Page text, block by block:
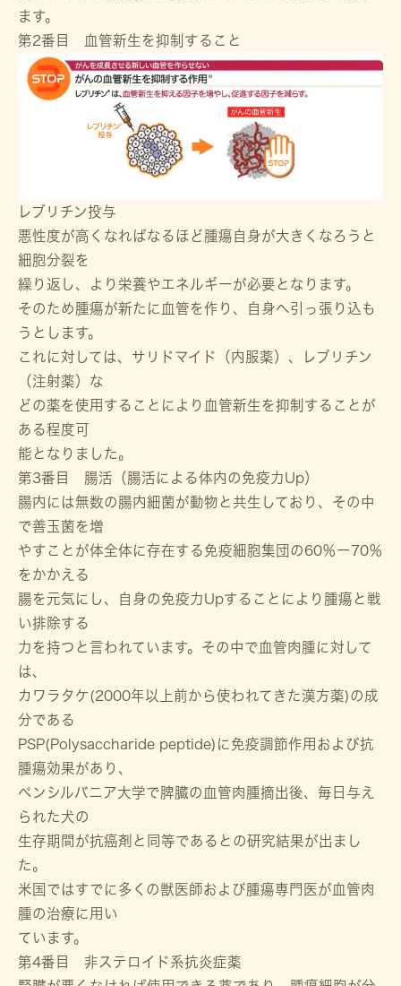
ます。
第2番目 血管新生を抑制すること
レブリチン投与
悪性度が高くなればなるほど腫瘍自身が大きくなろうと
細胞分裂を
繰り返し、より栄養やエネルギーが必要となります。
そのため腫瘍が新たに血管を作り、自身へ引っ張り込も
うとします。
これに対しては、サリドマイド（内服薬）、レブリチン
（注射薬）な
どの薬を使用することにより血管新生を抑制することが
ある程度可
能となりました。
第3番目 腸活（腸活による体内の免疫力Up）
腸内には無数の腸内細菌が動物と共生しており、その中
で善玉菌を増
やすことが体全体に存在する免疫細胞集団の60％ー70％
をかかえる
腸を元気にし、自身の免疫力Upすることにより腫瘍と戦
い排除する
力を持つと言われています。その中で血管肉腫に対して
は、
カワラタケ(2000年以上前から使われてきた漢方薬)の成
分である
PSP(Polysaccharide peptide)に免疫調節作用および抗
腫瘍効果があり、
ペンシルバニア大学で脾臓の血管肉腫摘出後、毎日与え
られた犬の
生存期間が抗癌剤と同等であるとの研究結果が出まし
た。
米国ではすでに多くの獣医師および腫瘍専門医が血管肉
腫の治療に用い
ています。
第4番目 非ステロイド系抗炎症薬